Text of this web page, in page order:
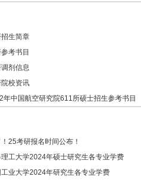
生简章
考书目
剂信息
校资讯
年中国航空研究院611所硕士招生参考书目
25考研报名时间公布！
工大学2024年硕士研究生各专业学费
业大学2024年研究生各专业学费